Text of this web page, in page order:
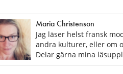
Maria Christenson
Jag läser helst fransk
andra kulturer, eller om
Delar gärna mina